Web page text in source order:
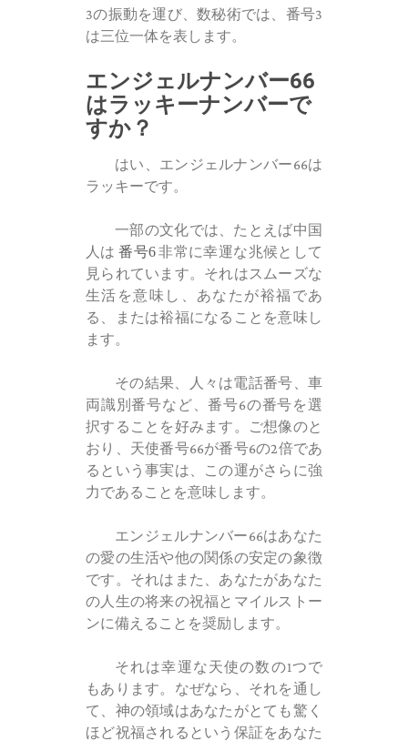
3の振動を運び、数秘術では、番号3
は三位一体を表します。
エンジェルナンバー66
はラッキーナンバーで
すか？
はい、エンジェルナンバー66は
ラッキーです。
一部の文化では、たとえば中国
人は番号6非常に幸運な兆候として
見られています。それはスムーズな
生活を意味し、あなたが裕福であ
る、または裕福になることを意味し
ます。
その結果、人々は電話番号、車
両識別番号など、番号6の番号を選
択することを好みます。ご想像のと
おり、天使番号66が番号6の2倍であ
るという事実は、この運がさらに強
力であることを意味します。
エンジェルナンバー66はあなた
の愛の生活や他の関係の安定の象徴
です。それはまた、あなたがあなた
の人生の将来の祝福とマイルストー
ンに備えることを奨励します。
それは幸運な天使の数の1つで
もあります。なぜなら、それを通し
て、神の領域はあなたがとても驚く
ほど祝福されるという保証をあなた